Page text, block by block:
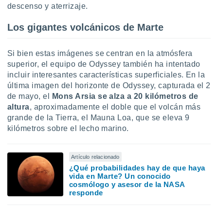
descenso y aterrizaje.
Los gigantes volcánicos de Marte
Si bien estas imágenes se centran en la atmósfera
superior, el equipo de Odyssey también ha intentado
incluir interesantes características superficiales. En la
última imagen del horizonte de Odyssey, capturada el 2
de mayo, el
Mons Arsia se alza a 20 kilómetros de
altura, aproximadamente el doble que el volcán más
grande de la Tierra, el Mauna Loa, que se eleva 9
kilómetros sobre el lecho marino.
Artículo relacionado
¿Qué probabilidades hay de que haya
vida en Marte? Un conocido
cosmólogo y asesor de la NASA
responde